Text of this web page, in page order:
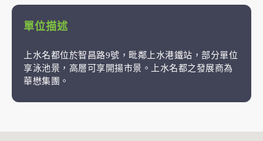
單位描述
上水名都位於智昌路9號，毗鄰上水港鐵站，部分單位
享泳池景，高層可享開揚市景。上水名都之發展商為
華懋集團。